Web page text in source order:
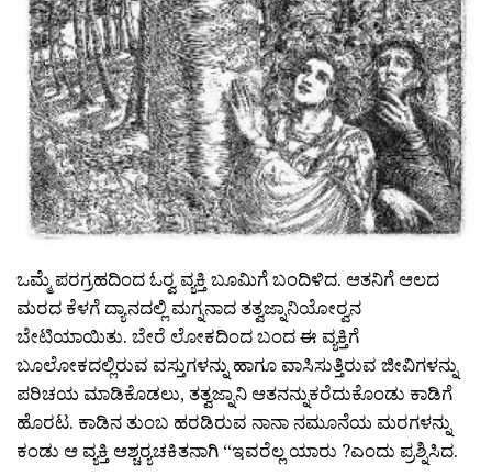
ಒಮ್ಮೆ ಪರಗ್ರಹದಿಂದ ಓರ‍್ವ ವ್ಯಕ್ತಿ ಬೂಮಿಗೆ ಬಂದಿಳಿದ. ಆತನಿಗೆ ಆಲದ
ಮರದ ಕೆಳಗೆ ದ್ಯಾನದಲ್ಲಿ ಮಗ್ನನಾದ ತತ್ವಜ್ನಾನಿಯೋರ‍್ವನ
ಬೇಟಿಯಾಯಿತು. ಬೇರೆ ಲೋಕದಿಂದ ಬಂದ ಈ ವ್ಯಕ್ತಿಗೆ
ಬೂಲೋಕದಲ್ಲಿರುವ ವಸ್ತುಗಳನ್ನು ಹಾಗೂ ವಾಸಿಸುತ್ತಿರುವ ಜೀವಿಗಳನ್ನು
ಪರಿಚಯ ಮಾಡಿಕೊಡಲು, ತತ್ವಜ್ನಾನಿ ಆತನನ್ನುಕರೆದುಕೊಂಡು ಕಾಡಿಗೆ
ಹೊರಟ. ಕಾಡಿನ ತುಂಬ ಹರಡಿರುವ ನಾನಾ ನಮೂನೆಯ ಮರಗಳನ್ನು
ಕಂಡು ಆ ವ್ಯಕ್ತಿ ಆಶ್ಚರ‍್ಯಚಕಿತನಾಗಿ “ಇವರೆಲ್ಲ ಯಾರು ?ಎಂದು ಪ್ರಶ್ನಿಸಿದ.